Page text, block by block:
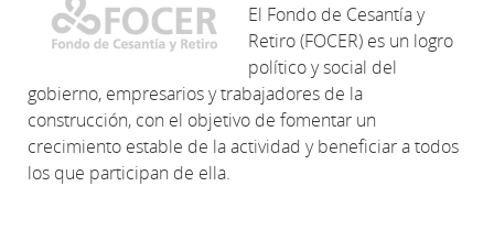
El Fondo de Cesantía y
Retiro (FOCER) es un logro
político y social del
gobierno, empresarios y trabajadores de la
construcción, con el objetivo de fomentar un
crecimiento estable de la actividad y beneficiar a todos
los que participan de ella.